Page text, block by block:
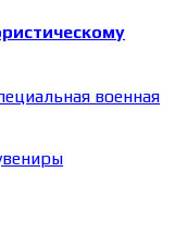
военная